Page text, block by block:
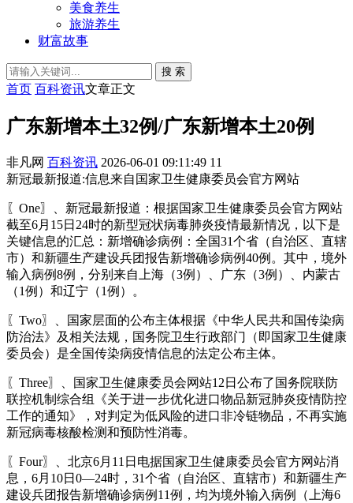
美食养生
旅游养生
财富故事
搜 索
首页 百科资讯文章正文
广东新增本土32例/广东新增本土20例
非凡网 百科资讯 2026-06-01 09:11:49 11
新冠最新报道:信息来自国家卫生健康委员会官方网站
〖One〗、新冠最新报道：根据国家卫生健康委员会官方网站
截至6月15日24时的新型冠状病毒肺炎疫情最新情况，以下是
关键信息的汇总：新增确诊病例：全国31个省（自治区、直辖
市）和新疆生产建设兵团报告新增确诊病例40例。其中，境外
输入病例8例，分别来自上海（3例）、广东（3例）、内蒙古
（1例）和辽宁（1例）。
〖Two〗、国家层面的公布主体根据《中华人民共和国传染病
防治法》及相关法规，国务院卫生行政部门（即国家卫生健康
委员会）是全国传染病疫情信息的法定公布主体。
〖Three〗、国家卫生健康委员会网站12日公布了国务院联防
联控机制综合组《关于进一步优化进口物品新冠肺炎疫情防控
工作的通知》，对判定为低风险的进口非冷链物品，不再实施
新冠病毒核酸检测和预防性消毒。
〖Four〗、北京6月11日电据国家卫生健康委员会官方网站消
息，6月10日0—24时，31个省（自治区、直辖市）和新疆生产
建设兵团报告新增确诊病例11例，均为境外输入病例（上海6